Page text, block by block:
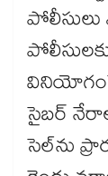
పోలీసులు
వినియోగంపై
సైబర్
సెల్‌ను